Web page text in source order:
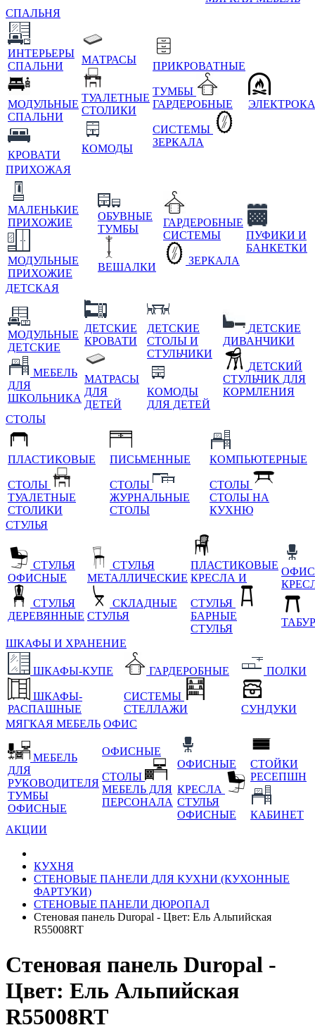
СПАЛЬНЯ
ИНТЕРЬЕРЫ
СПАЛЬНИ
МОДУЛЬНЫЕ
СПАЛЬНИ
КРОВАТИ
МАТРАСЫ
ТУАЛЕТНЫЕ
СТОЛИКИ
КОМОДЫ
ПРИКРОВАТНЫЕ
ТУМБЫ
ГАРДЕРОБНЫЕ
СИСТЕМЫ
ЗЕРКАЛА
ПРИХОЖАЯ
МАЛЕНЬКИЕ
ПРИХОЖИЕ
МОДУЛЬНЫЕ
ПРИХОЖИЕ
ОБУВНЫЕ
ТУМБЫ
ВЕШАЛКИ
ГАРДЕРОБНЫЕ
СИСТЕМЫ
ЗЕРКАЛА
ПУФИКИ И
БАНКЕТКИ
ДЕТСКАЯ
МОДУЛЬНЫЕ
ДЕТСКИЕ
МЕБЕЛЬ
ДЛЯ
ШКОЛЬНИКА
ДЕТСКИЕ
КРОВАТИ
МАТРАСЫ
ДЛЯ
ДЕТЕЙ
ДЕТСКИЕ
СТОЛЫ И
СТУЛЬЧИКИ
КОМОДЫ
ДЛЯ ДЕТЕЙ
ДЕТСКИЕ
ДИВАНЧИКИ
ДЕТСКИЙ
СТУЛЬЧИК ДЛЯ
КОРМЛЕНИЯ
СТОЛЫ
ПЛАСТИКОВЫЕ
СТОЛЫ
ТУАЛЕТНЫЕ
СТОЛИКИ
ПИСЬМЕННЫЕ
СТОЛЫ
ЖУРНАЛЬНЫЕ
СТОЛЫ
КОМПЬЮТЕРНЫЕ
СТОЛЫ
СТОЛЫ НА
КУХНЮ
СТУЛЬЯ
СТУЛЬЯ
ОФИСНЫЕ
СТУЛЬЯ
ДЕРЕВЯННЫЕ
СТУЛЬЯ
МЕТАЛЛИЧЕСКИЕ
СКЛАДНЫЕ
СТУЛЬЯ
ПЛАСТИКОВЫЕ
КРЕСЛА И
СТУЛЬЯ
БАРНЫЕ
СТУЛЬЯ
ШКАФЫ И ХРАНЕНИЕ
ШКАФЫ-КУПЕ
ШКАФЫ-
РАСПАШНЫЕ
ГАРДЕРОБНЫЕ
СИСТЕМЫ
СТЕЛЛАЖИ
ПОЛКИ
СУНДУКИ
МЯГКАЯ МЕБЕЛЬ ОФИС
МЕБЕЛЬ
ДЛЯ
РУКОВОДИТЕЛЯ
ТУМБЫ
ОФИСНЫЕ
ОФИСНЫЕ
СТОЛЫ
МЕБЕЛЬ ДЛЯ
ПЕРСОНАЛА
ОФИСНЫЕ
КРЕСЛА
СТУЛЬЯ
ОФИСНЫЕ
СТОЙКИ
РЕСЕПШН
КАБИНЕТ
АКЦИИ
КУХНЯ
СТЕНОВЫЕ ПАНЕЛИ ДЛЯ КУХНИ (КУХОННЫЕ
ФАРТУКИ)
СТЕНОВЫЕ ПАНЕЛИ ДЮРОПАЛ
Стеновая панель Duropal - Цвет: Ель Альпийская
R55008RT
Стеновая панель Duropal -
Цвет: Ель Альпийская
R55008RT